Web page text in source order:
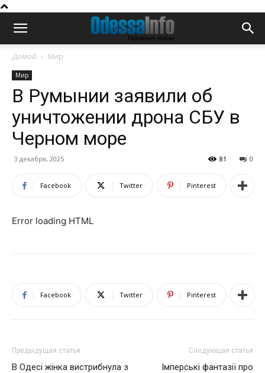
Домой Мир
Мир
В Румынии заявили об
уничтожении дрона СБУ в
Черном море
3 декабря, 2025 0
81
Facebook Twitter Pinterest
Error loading HTML
Facebook Twitter Pinterest
Предыдущая статья
В Одесі жінка вистрибнула з
Следующая статья
Імперські фантазії про